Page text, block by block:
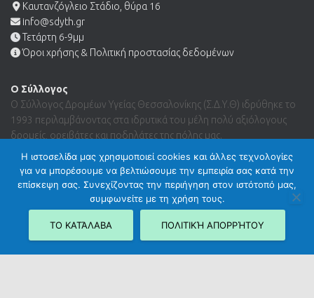
Καυτανζόγλειο Στάδιο, θύρα 16
info@sdyth.gr
Τετάρτη 6-9μμ
Όροι χρήσης & Πολιτική προστασίας δεδομένων
Ο Σύλλογος
Ο Σύλλογος Δρομέων Υγείας Θεσσαλονίκης (Σ.Δ.Υ.Θ) ιδρύθηκε το
1993 περιλαμβάνοντας στα ιδρυτικά του μέλη πολύ αξιόλογους
δρομείς, ορειβάτες και ποδηλάτες της πόλης μας.
Search …
Η ιστοσελίδα μας χρησιμοποιεί cookies και άλλες τεχνολογίες
για να μπορέσουμε να βελτιώσουμε την εμπειρία σας κατά την
επίσκεψη σας. Συνεχίζοντας την περιήγηση στον ιστότοπό μας,
συμφωνείτε με τη χρήση τους.
ΤΟ ΚΑΤΆΛΑΒΑ ΠΟΛΙΤΙΚΉ ΑΠΟΡΡΉΤΟΥ